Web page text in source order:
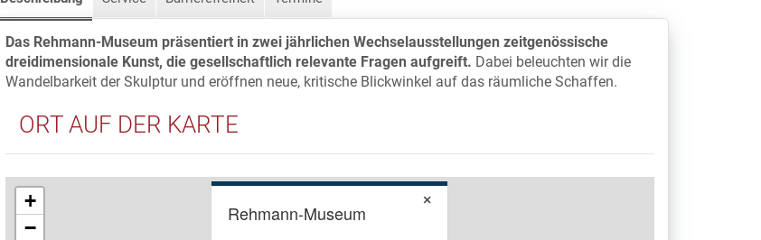
Das Rehmann-Museum präsentiert in zwei jährlichen Wechselausstellungen zeitgenössische
dreidimensionale Kunst, die gesellschaftlich relevante Fragen aufgreift. Dabei beleuchten wir die
Wandelbarkeit der Skulptur und eröffnen neue, kritische Blickwinkel auf das räumliche Schaffen.
ORT AUF DER KARTE
Rehmann-Museum
×
+
−